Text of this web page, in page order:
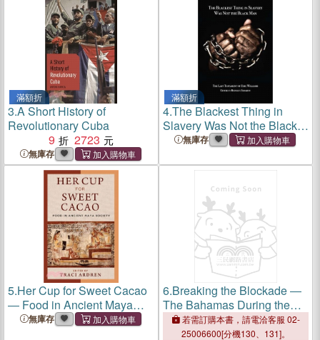
滿額折
3.A Short History of
Revolutionary Cuba
9
2723
無庫存
滿額折
4.The Blackest Thing in
Slavery Was Not the Black
Man ― The Last Testament
無庫存
5.Her Cup for Sweet Cacao
― Food in Ancient Maya
Society
無庫存
6.Breaking the Blockade ―
The Bahamas During the
Civil War
若需訂購本書，請電洽客服 02-
25006600[分機130、131]。